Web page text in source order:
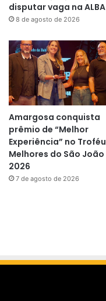
disputar vaga na ALBA
8 de agosto de 2026
Amargosa conquista
prêmio de “Melhor
Experiência” no Troféu
Melhores do São João
2026
7 de agosto de 2026